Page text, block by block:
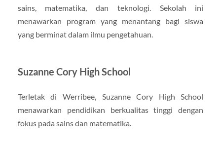
sains, matematika, dan teknologi. Sekolah ini
menawarkan program yang menantang bagi siswa
yang berminat dalam ilmu pengetahuan.
Suzanne Cory High School
Terletak di Werribee, Suzanne Cory High School
menawarkan pendidikan berkualitas tinggi dengan
fokus pada sains dan matematika.